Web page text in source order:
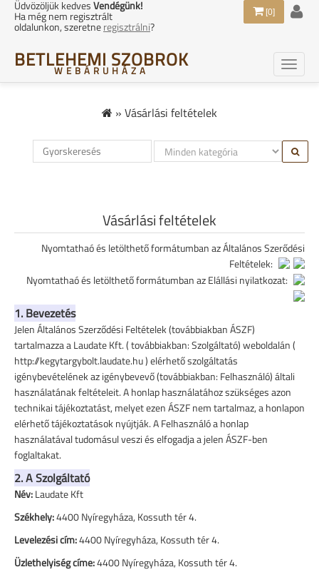
Üdvözöljük kedvesVendégünk!
Ha még nem regisztrált
oldalunkon, szeretneregisztrálni?
[0]
BETLEHEMI SZOBROK
WEBÁRUHÁZA
» Vásárlási feltételek
Vásárlási feltételek
Nyomtathaó és letölthető formátumban az Általános Szerődési
Feltételek:
Nyomtathaó és letölthető formátumban az Elállási nyilatkozat:
1. Bevezetés
Jelen Általános Szerződési Feltételek (továbbiakban ÁSZF)
tartalmazza a Laudate Kft. ( továbbiakban: Szolgáltató) weboldalán (
http://kegytargybolt.laudate.hu ) elérhető szolgáltatás
igénybevételének az igénybevevő (továbbiakban: Felhasználó) általi
használatának feltételeit. A honlap használatához szükséges azon
technikai tájékoztatást, melyet ezen ÁSZF nem tartalmaz, a honlapon
elérhető tájékoztatások nyújtják. A Felhasználó a honlap
használatával tudomásul veszi és elfogadja a jelen ÁSZF-ben
foglaltakat.
2. A Szolgáltató
Név:Laudate Kft
Székhely:4400 Nyíregyháza, Kossuth tér 4.
Levelezési cím:4400 Nyíregyháza, Kossuth tér 4.
Üzlethelyiség címe:4400 Nyíregyháza, Kossuth tér 4.